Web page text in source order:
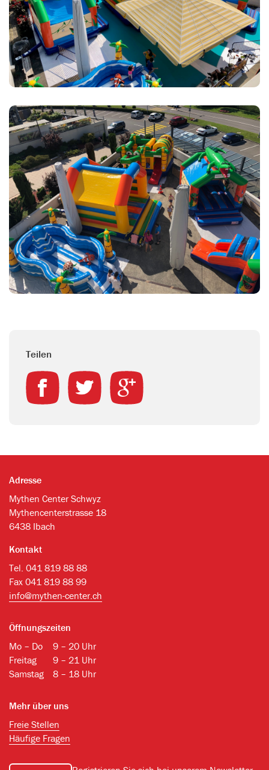
Teilen
Adresse
Mythen Center Schwyz
Mythencenterstrasse 18
6438 Ibach
Kontakt
Tel. 041 819 88 88
Fax 041 819 88 99
info@mythen-center.ch
Öffnungszeiten
Mo – Do
9 – 20 Uhr
Freitag
9 – 21 Uhr
Samstag
8 – 18 Uhr
Mehr über uns
Freie Stellen
Häufige Fragen